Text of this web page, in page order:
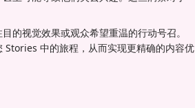
的视觉效果或观众希望重温的行动号召。
中的旅程，从而实现更精确的内容优